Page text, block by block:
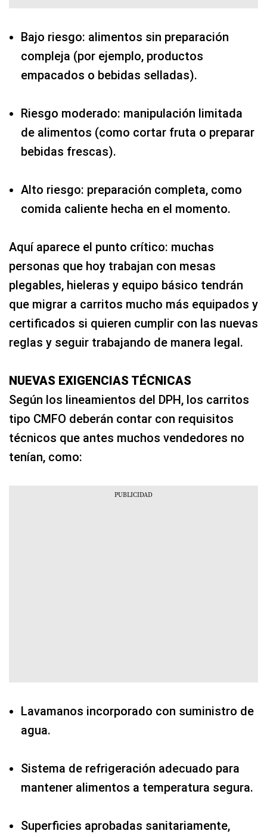
Bajo riesgo: alimentos sin preparación
compleja (por ejemplo, productos
empacados o bebidas selladas).
Riesgo moderado: manipulación limitada
de alimentos (como cortar fruta o preparar
bebidas frescas).
Alto riesgo: preparación completa, como
comida caliente hecha en el momento.
Aquí aparece el punto crítico: muchas
personas que hoy trabajan con mesas
plegables, hieleras y equipo básico tendrán
que migrar a carritos mucho más equipados y
certificados si quieren cumplir con las nuevas
reglas y seguir trabajando de manera legal.
NUEVAS EXIGENCIAS TÉCNICAS
Según los lineamientos del DPH, los carritos
tipo CMFO deberán contar con requisitos
técnicos que antes muchos vendedores no
tenían, como:
Lavamanos incorporado con suministro de
agua.
Sistema de refrigeración adecuado para
mantener alimentos a temperatura segura.
Superficies aprobadas sanitariamente,